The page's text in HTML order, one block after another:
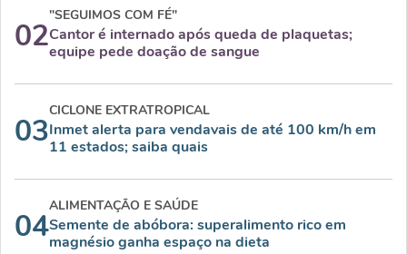
02
"SEGUIMOS COM FÉ"
Cantor é internado após queda de plaquetas;
equipe pede doação de sangue
03
CICLONE EXTRATROPICAL
Inmet alerta para vendavais de até 100 km/h em
11 estados; saiba quais
04
ALIMENTAÇÃO E SAÚDE
Semente de abóbora: superalimento rico em
magnésio ganha espaço na dieta